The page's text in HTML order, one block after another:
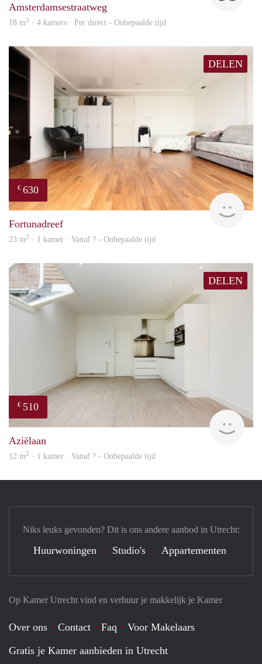
Amsterdamsestraatweg
18 m2 · 4 kamers · Per direct - Onbepaalde tijd
DELEN
€ 630
Fortunadreef
23 m2 · 1 kamer · Vanaf ? - Onbepaalde tijd
DELEN
€ 510
Aziëlaan
12 m2 · 1 kamer · Vanaf ? - Onbepaalde tijd
Op Kamer Utrecht vind en verhuur je makkelijk je Kamer
Over ons Contact Faq
Voor Makelaars
Gratis je Kamer aanbieden in Utrecht
Niks leuks gevonden? Dit is ons andere aanbod in Utrecht:
Huurwoningen Studio's Appartementen